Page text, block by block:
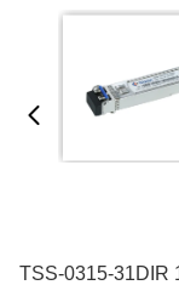
TSS-0315-31DIR